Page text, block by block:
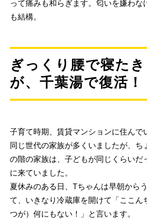
って痛みも和らぎます。匂いを嫌わな
も結構。
ぎっくり腰で寝た
が、千葉湯で復活！
子育て時期、賃貸マンションに住んで
同じ世代の家族が多くいましたが、ち
の階の家族は、子どもが同じくらいだ
に来ていました。
夏休みのある日、Tちゃんは早朝から
て、いきなり冷蔵庫を開けて「ここん
つが）何にもない！」と言います。